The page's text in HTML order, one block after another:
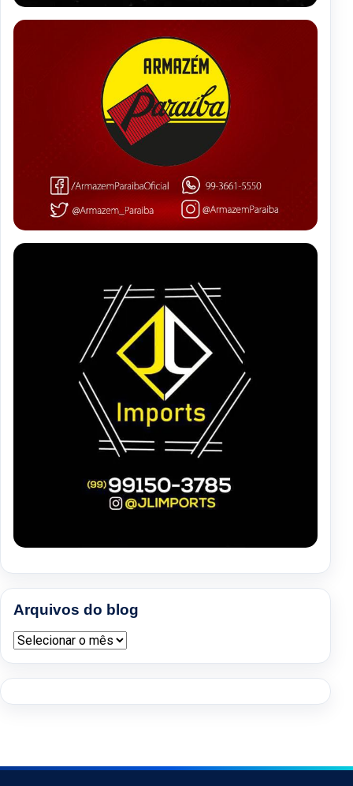
Arquivos do blog
Arquivos do blog